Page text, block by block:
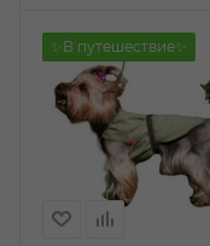
✨В путешествие✨